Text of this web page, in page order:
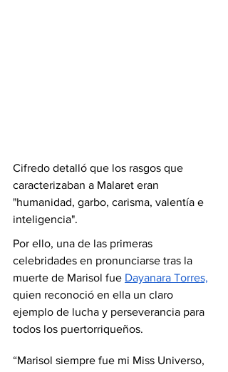
Cifredo detalló que los rasgos que
caracterizaban a Malaret eran
"humanidad, garbo, carisma, valentía e
inteligencia".
Por ello, una de las primeras
celebridades en pronunciarse tras la
muerte de Marisol fue Dayanara Torres,
quien reconoció en ella un claro
ejemplo de lucha y perseverancia para
todos los puertorriqueños.
“Marisol siempre fue mi Miss Universo,